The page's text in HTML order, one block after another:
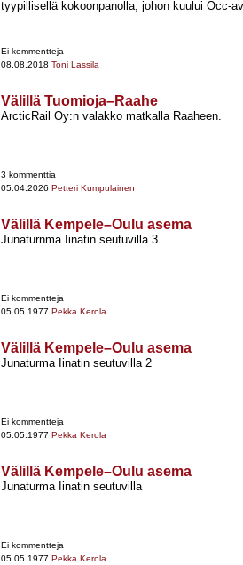
tyypillisellä kokoonpanolla, johon kuului Occ-​
Ei kommentteja
08.08.2018 Toni Lassila
Välillä Tuomioja–Raahe
ArcticRail Oy:n valakko matkalla Raaheen.
3 kommenttia
05.04.2026 Petteri Kumpulainen
Välillä Kempele–Oulu asema
Junaturnma Iinatin seutuvilla 3
Ei kommentteja
05.05.1977 Pekka Kerola
Välillä Kempele–Oulu asema
Junaturma Iinatin seutuvilla 2
Ei kommentteja
05.05.1977 Pekka Kerola
Välillä Kempele–Oulu asema
Junaturma Iinatin seutuvilla
Ei kommentteja
05.05.1977 Pekka Kerola